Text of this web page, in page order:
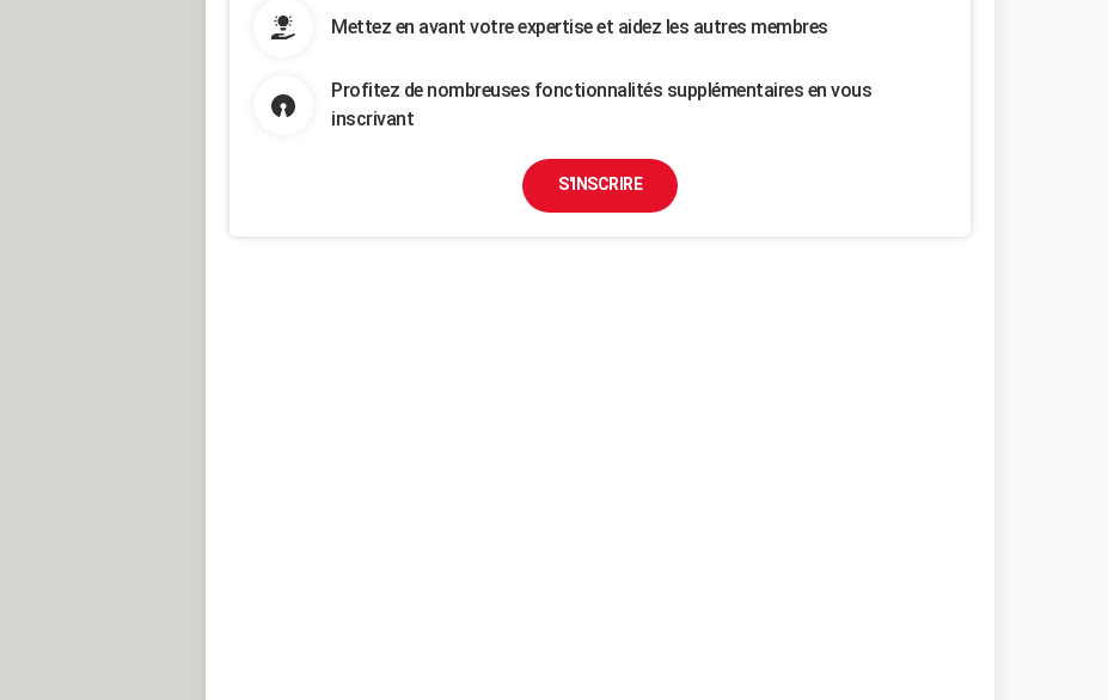
Mettez en avant votre expertise et aidez les autres membres
Profitez de nombreuses fonctionnalités supplémentaires en vous
inscrivant
S'INSCRIRE